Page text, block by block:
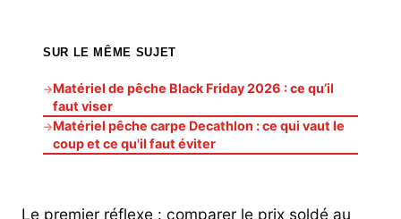
SUR LE MÊME SUJET
→Matériel de pêche Black Friday 2026 : ce qu’il
faut viser
→Matériel pêche carpe Decathlon : ce qui vaut le
coup et ce qu'il faut éviter
Le premier réflexe : comparer le prix soldé au